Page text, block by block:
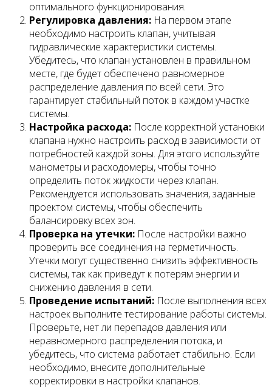
оптимального функционирования.
Регулировка давления: На первом этапе
необходимо настроить клапан, учитывая
гидравлические характеристики системы.
Убедитесь, что клапан установлен в правильном
месте, где будет обеспечено равномерное
распределение давления по всей сети. Это
гарантирует стабильный поток в каждом участке
системы.
Настройка расхода: После корректной установки
клапана нужно настроить расход в зависимости от
потребностей каждой зоны. Для этого используйте
манометры и расходомеры, чтобы точно
определить поток жидкости через клапан.
Рекомендуется использовать значения, заданные
проектом системы, чтобы обеспечить
балансировку всех зон.
Проверка на утечки: После настройки важно
проверить все соединения на герметичность.
Утечки могут существенно снизить эффективность
системы, так как приведут к потерям энергии и
снижению давления в сети.
Проведение испытаний: После выполнения всех
настроек выполните тестирование работы системы.
Проверьте, нет ли перепадов давления или
неравномерного распределения потока, и
убедитесь, что система работает стабильно. Если
необходимо, внесите дополнительные
корректировки в настройки клапанов.